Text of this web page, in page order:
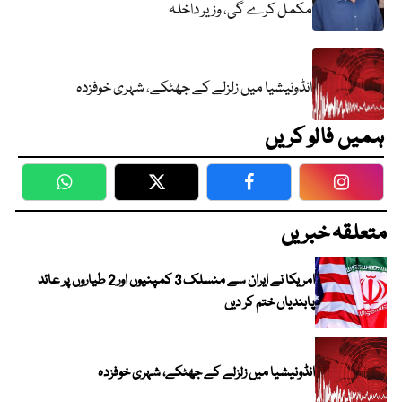
مکمل کرے گی، وزیر داخلہ
انڈونیشیا میں زلزلے کے جھٹکے، شہری خوفزدہ
ہمیں فالو کریں
WhatsApp Twitter Facebook
متعلقہ خبریں
امریکا نے ایران سے منسلک 3 کمپنیوں اور 2 طیاروں پر عائد
پابندیاں ختم کر دیں
انڈونیشیا میں زلزلے کے جھٹکے، شہری خوفزدہ